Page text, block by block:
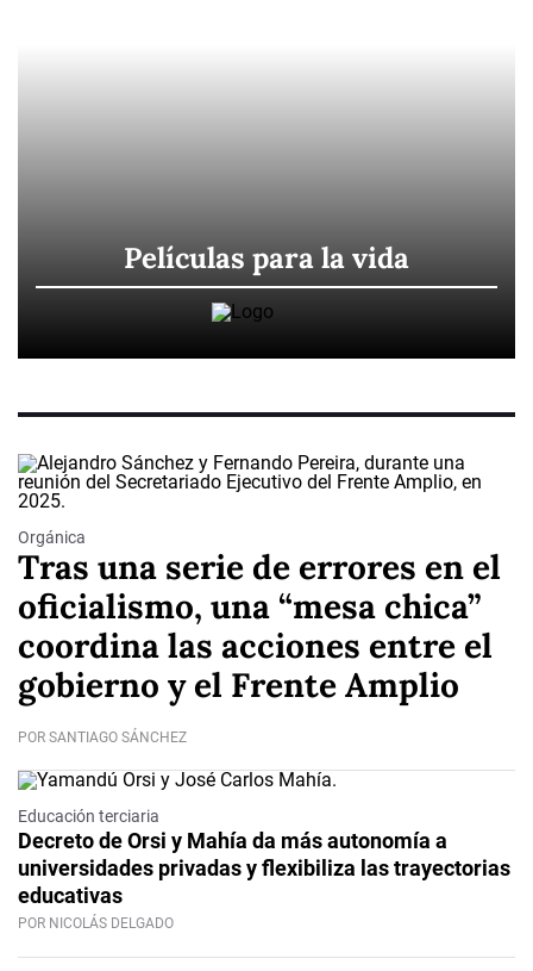
Películas para la vida
Orgánica
Tras una serie de errores en el
oficialismo, una “mesa chica”
coordina las acciones entre el
gobierno y el Frente Amplio
POR SANTIAGO SÁNCHEZ
Educación terciaria
Decreto de Orsi y Mahía da más autonomía a
universidades privadas y flexibiliza las trayectorias
educativas
POR NICOLÁS DELGADO